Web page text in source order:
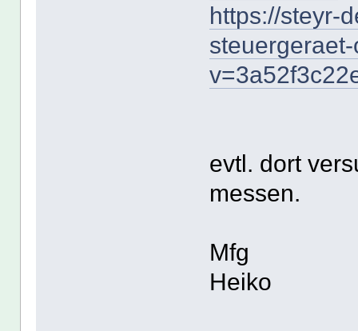
https://steyr-
evtl. dort
messen.
Mfg
Heiko